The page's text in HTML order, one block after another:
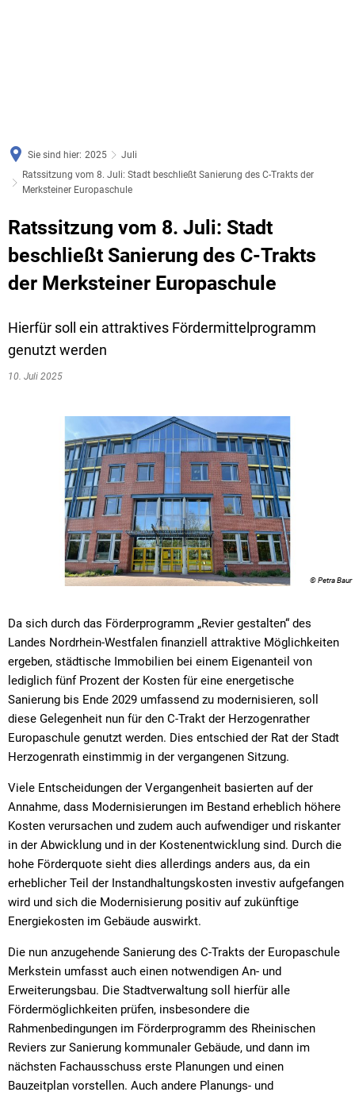
Sie sind hier: 2025
Juli
Ratssitzung vom 8. Juli: Stadt beschließt Sanierung des C-Trakts der
Merksteiner Europaschule
Ratssitzung vom 8. Juli: Stadt
beschließt Sanierung des C-Trakts
der Merksteiner Europaschule
Hierfür soll ein attraktives Fördermittelprogramm
genutzt werden
10. Juli 2025
© Petra Baur
Da sich durch das Förderprogramm „Revier gestalten“ des
Landes Nordrhein-Westfalen finanziell attraktive Möglichkeiten
ergeben, städtische Immobilien bei einem Eigenanteil von
lediglich fünf Prozent der Kosten für eine energetische
Sanierung bis Ende 2029 umfassend zu modernisieren, soll
diese Gelegenheit nun für den C-Trakt der Herzogenrather
Europaschule genutzt werden. Dies entschied der Rat der Stadt
Herzogenrath einstimmig in der vergangenen Sitzung.
Viele Entscheidungen der Vergangenheit basierten auf der
Annahme, dass Modernisierungen im Bestand erheblich höhere
Kosten verursachen und zudem auch aufwendiger und riskanter
in der Abwicklung und in der Kostenentwicklung sind. Durch die
hohe Förderquote sieht dies allerdings anders aus, da ein
erheblicher Teil der Instandhaltungskosten investiv aufgefangen
wird und sich die Modernisierung positiv auf zukünftige
Energiekosten im Gebäude auswirkt.
Die nun anzugehende Sanierung des C-Trakts der Europaschule
Merkstein umfasst auch einen notwendigen An- und
Erweiterungsbau. Die Stadtverwaltung soll hierfür alle
Fördermöglichkeiten prüfen, insbesondere die
Rahmenbedingungen im Förderprogramm des Rheinischen
Reviers zur Sanierung kommunaler Gebäude, und dann im
nächsten Fachausschuss erste Planungen und einen
Bauzeitplan vorstellen. Auch andere Planungs- und